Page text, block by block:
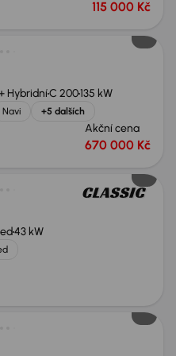
115 000 Kč
HybridníC 200135 kW
Navi +5 dalších
Akční cena
670 000 Kč
43 kW